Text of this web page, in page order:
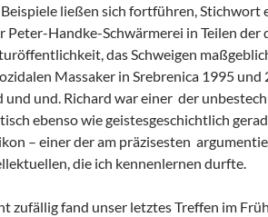
ließen sich fortführen, Stichwort
Peter-Handke-Schwärmerei in Teilen der
das Schweigen
Massaker in Srebrenica 1995 und
und und. Richard war einer der
ebenso wie geistesgeschichtlich
– einer der am präzisesten
die ich kennenlernen durfte.
zufällig fand unser letztes Treffen im